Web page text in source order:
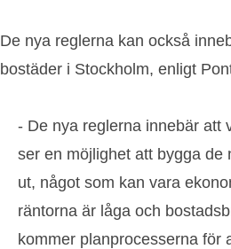
De nya reglerna kan också
bostäder i Stockholm, enligt
- De nya reglerna innebär att
ser en möjlighet att bygga de
ut, något som kan vara
räntorna är låga och
kommer planprocesserna för